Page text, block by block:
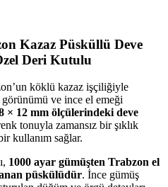
Kazaz Püsküllü Deve
Deri Kutulu
köklü kazaz işçiliğiyle
ve ince el emeği
× 12 mm ölçülerindeki deve
tonuyla zamansız bir şıklık
kullanım sağlar.
1000 ayar gümüşten Trabzon el
püskülüdür. İnce gümüş